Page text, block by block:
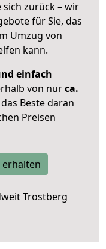
sich zurück – wir
für Sie, das
Umzug von
kann.
einfach
von nurca.
Beste daran
Preisen
erhalten